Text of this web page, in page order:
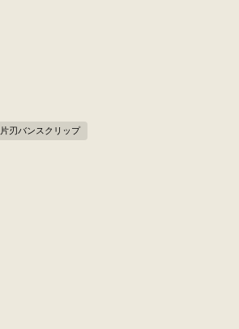
片刃バンスクリップ